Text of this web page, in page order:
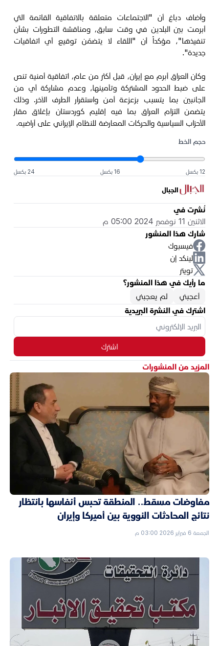
وأضاف دباغ أن "الاجتماعات متعلقة بالاتفاقية القائمة التي
أبرمت بين البلدين في وقت سابق، ومناقشة التطورات بشأن
تنفيذها"، مؤكداً أن "اللقاء لا يتضمّن توقيع أي اتفاقيات
جديدة".
وكان العراق أبرم مع إيران، قبل أكثر من عام، اتفاقية أمنية تنص
على ضبط الحدود المشتركة وتأمينها، وعدم مشاركة أي من
الجانبين بما يتسبب بزعزعة أمن واستقرار الطرف الآخر. وذلك
يتضمن التزام العراق بما فيه إقليم كوردستان بإغلاق مقار
الأحزاب السياسية والحركات المعارضة للنظام الإيراني على أراضيه.
حجم الخط
12 بكسل 16 بكسل 24 بكسل
الجبال
نُشرت في
الاثنين 11 نوفمبر 2024 05:00 م
شارك هذا المنشور
فيسبوك
لينكد إن
تويتر
ما رأيك في هذا المنشور؟
أعجبني
لم يعجبني
اشترك في النشرة البريدية
اشترك
المزيد من المنشورات
مفاوضات مسقط.. المنطقة تحبس أنفاسها بانتظار
نتائج المحادثات النووية بين أميركا وإيران
الجمعة 6 فبراير 2026 03:00 م